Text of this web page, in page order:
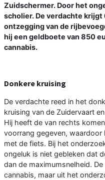
Zuidschermer. Door het
scholier. De verdachte
ontzegging van de
hij een geldboete van 850
cannabis.
Donkere kruising
De verdachte reed in het
kruising van de Zuidervaart
Hij heeft de van rechts
voorrang gegeven,
met de fiets. Bij het
ongeluk is niet gebleken dat
dan de maximumsnelheid.
cannabis, maar uit het